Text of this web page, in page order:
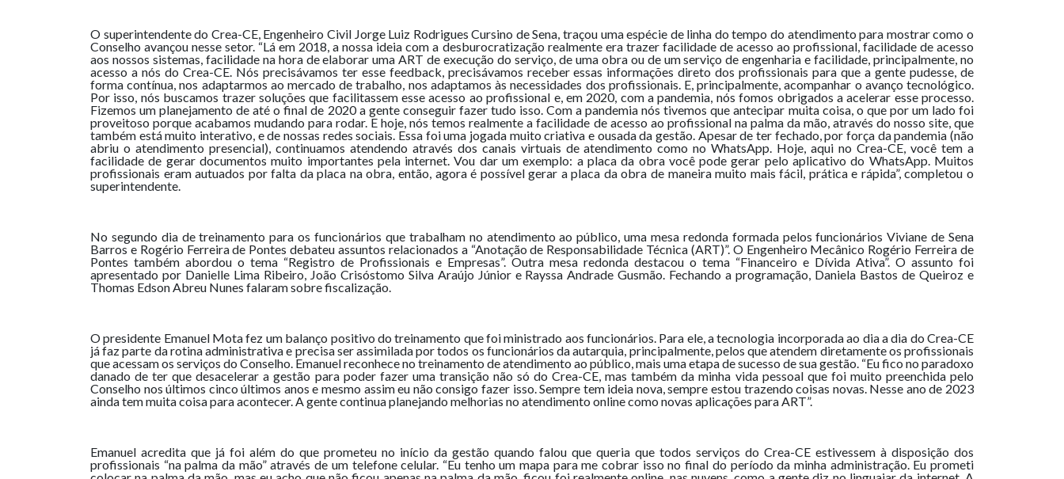
O superintendente do Crea-CE, Engenheiro Civil Jorge Luiz Rodrigues Cursino de Sena, traçou uma espécie de linha do tempo do atendimento para mostrar como o
Conselho avançou nesse setor. “Lá em 2018, a nossa ideia com a desburocratização realmente era trazer facilidade de acesso ao profissional, facilidade de acesso
aos nossos sistemas, facilidade na hora de elaborar uma ART de execução do serviço, de uma obra ou de um serviço de engenharia e facilidade, principalmente, no
acesso a nós do Crea-CE. Nós precisávamos ter esse feedback, precisávamos receber essas informações direto dos profissionais para que a gente pudesse, de
forma contínua, nos adaptarmos ao mercado de trabalho, nos adaptamos às necessidades dos profissionais. E, principalmente, acompanhar o avanço tecnológico.
Por isso, nós buscamos trazer soluções que facilitassem esse acesso ao profissional e, em 2020, com a pandemia, nós fomos obrigados a acelerar esse processo.
Fizemos um planejamento de até o final de 2020 a gente conseguir fazer tudo isso. Com a pandemia nós tivemos que antecipar muita coisa, o que por um lado foi
proveitoso porque acabamos mudando para rodar. E hoje, nós temos realmente a facilidade de acesso ao profissional na palma da mão, através do nosso site, que
também está muito interativo, e de nossas redes sociais. Essa foi uma jogada muito criativa e ousada da gestão. Apesar de ter fechado, por força da pandemia (não
abriu o atendimento presencial), continuamos atendendo através dos canais virtuais de atendimento como no WhatsApp. Hoje, aqui no Crea-CE, você tem a
facilidade de gerar documentos muito importantes pela internet. Vou dar um exemplo: a placa da obra você pode gerar pelo aplicativo do WhatsApp. Muitos
profissionais eram autuados por falta da placa na obra, então, agora é possível gerar a placa da obra de maneira muito mais fácil, prática e rápida”, completou o
superintendente.
No segundo dia de treinamento para os funcionários que trabalham no atendimento ao público, uma mesa redonda formada pelos funcionários Viviane de Sena
Barros e Rogério Ferreira de Pontes debateu assuntos relacionados a “Anotação de Responsabilidade Técnica (ART)”. O Engenheiro Mecânico Rogério Ferreira de
Pontes também abordou o tema “Registro de Profissionais e Empresas”. Outra mesa redonda destacou o tema “Financeiro e Dívida Ativa”. O assunto foi
apresentado por Danielle Lima Ribeiro, João Crisóstomo Silva Araújo Júnior e Rayssa Andrade Gusmão. Fechando a programação, Daniela Bastos de Queiroz e
Thomas Edson Abreu Nunes falaram sobre fiscalização.
O presidente Emanuel Mota fez um balanço positivo do treinamento que foi ministrado aos funcionários. Para ele, a tecnologia incorporada ao dia a dia do Crea-CE
já faz parte da rotina administrativa e precisa ser assimilada por todos os funcionários da autarquia, principalmente, pelos que atendem diretamente os profissionais
que acessam os serviços do Conselho. Emanuel reconhece no treinamento de atendimento ao público, mais uma etapa de sucesso de sua gestão. “Eu fico no paradoxo
danado de ter que desacelerar a gestão para poder fazer uma transição não só do Crea-CE, mas também da minha vida pessoal que foi muito preenchida pelo
Conselho nos últimos cinco últimos anos e mesmo assim eu não consigo fazer isso. Sempre tem ideia nova, sempre estou trazendo coisas novas. Nesse ano de 2023
ainda tem muita coisa para acontecer. A gente continua planejando melhorias no atendimento online como novas aplicações para ART”.
Emanuel acredita que já foi além do que prometeu no início da gestão quando falou que queria que todos serviços do Crea-CE estivessem à disposição dos
profissionais “na palma da mão” através de um telefone celular. “Eu tenho um mapa para me cobrar isso no final do período da minha administração. Eu prometi